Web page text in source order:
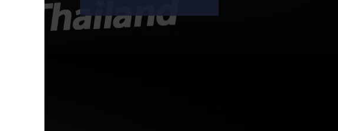
กำไรสุทธิแตะ 1.4 พันล้านเยน (ราว
293 ล้านบาท) เพิ่มขึ้น 100% จากช่วง